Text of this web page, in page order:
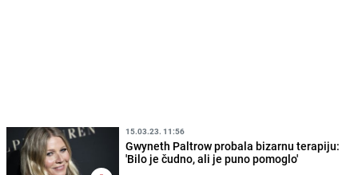
15.03.23. 11:56
Gwyneth Paltrow probala bizarnu terapiju:
'Bilo je čudno, ali je puno pomoglo'